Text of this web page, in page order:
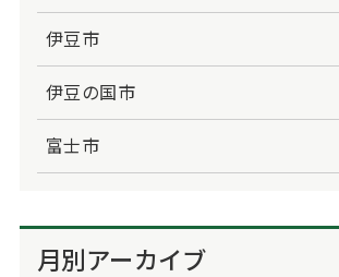
伊豆市
伊豆の国市
富士市
月別アーカイブ